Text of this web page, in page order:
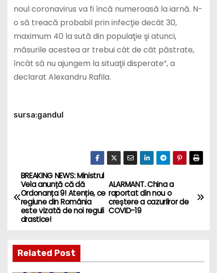
noul coronavirus va fi încă numeroasă la iarnă. N-
o să treacă probabil prin infecţie decât 30,
maximum 40 la sută din populaţie şi atunci,
măsurile acestea ar trebui cât de cât păstrate,
încât să nu ajungem la situaţii disperate”, a
declarat Alexandru Rafila.
sursa:gandul
P
o
s
t
n
ALARMANT. China a
raportat din nou o
creștere a cazurilror de
COVID-19
BREAKING NEWS: Ministrul
Vela anunță că dă
Ordonanța 9! Atenție, ce
regiune din România
este vizată de noi reguli
drastice!
Related Post